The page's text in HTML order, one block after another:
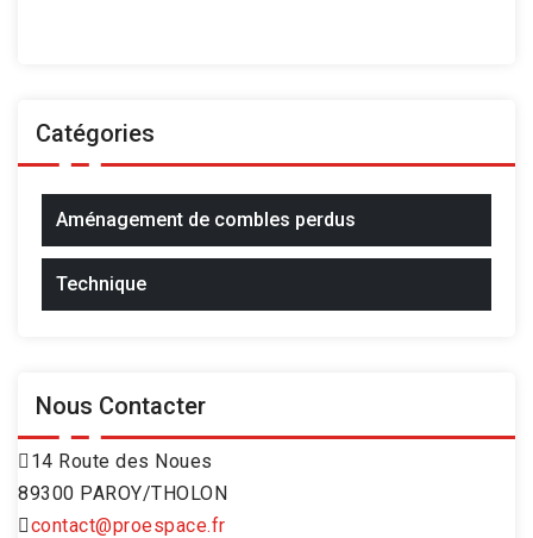
Catégories
Aménagement de combles perdus
Technique
Nous Contacter
14 Route des Noues
89300 PAROY/THOLON
contact@proespace.fr